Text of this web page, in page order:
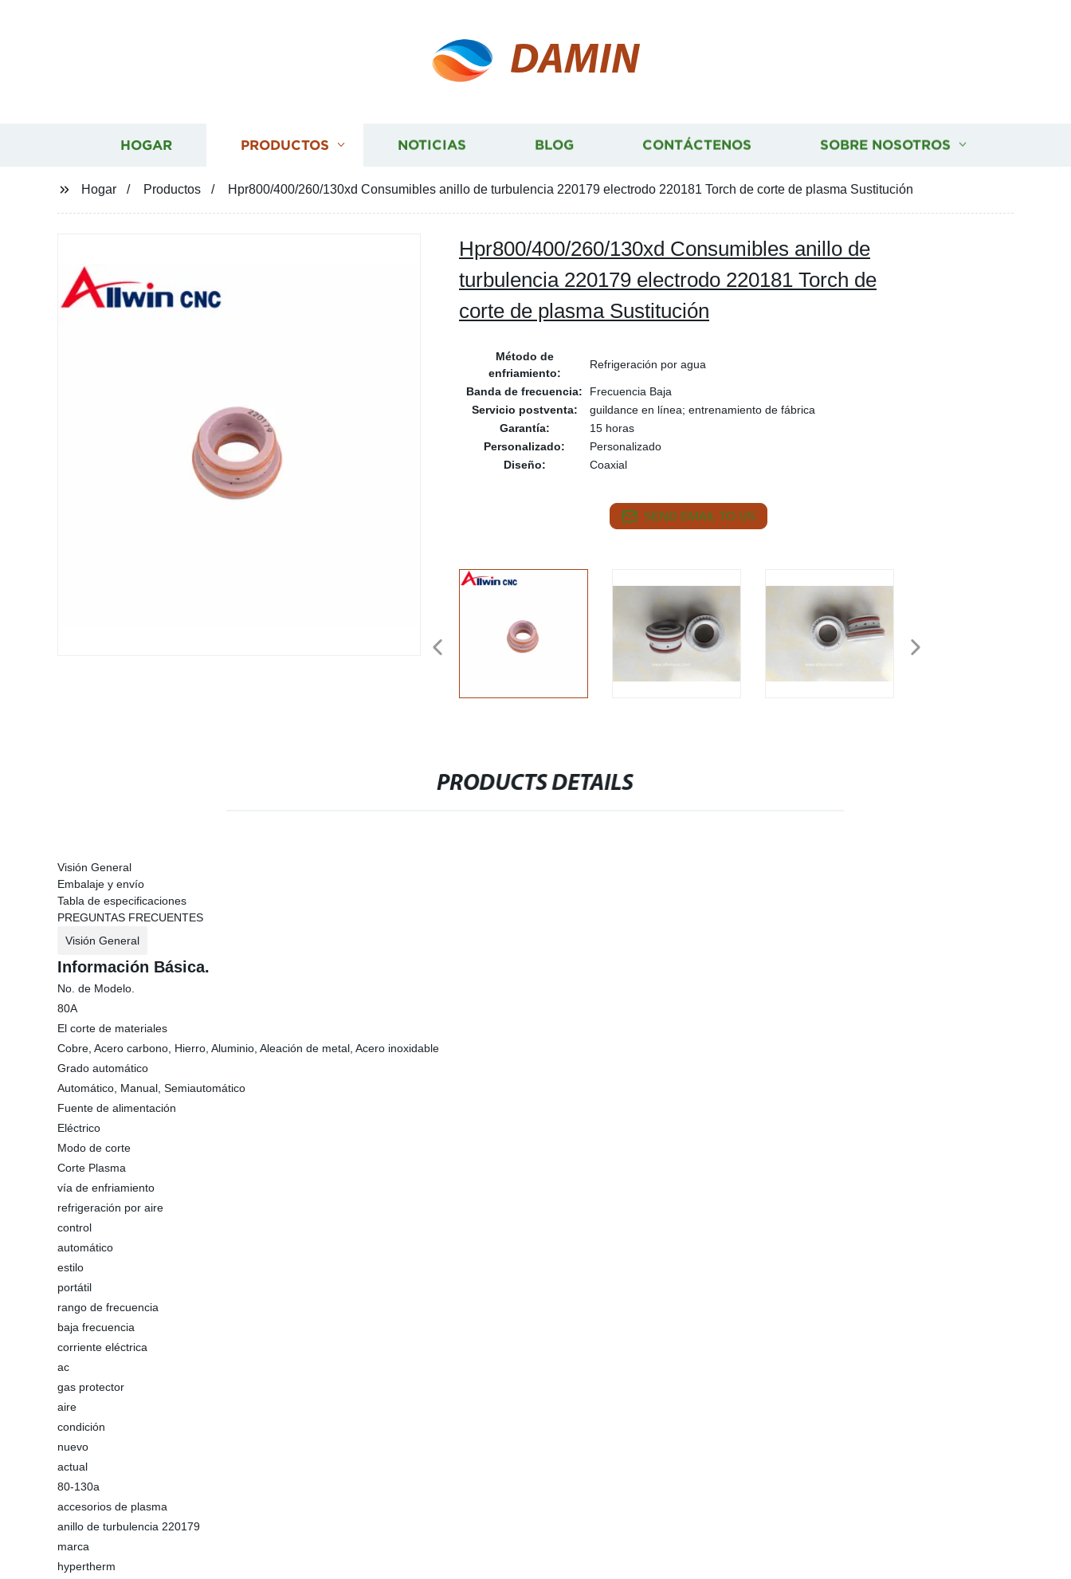
DAMIN
HOGAR PRODUCTOS NOTICIAS BLOG CONTÁCTENOS SOBRE NOSOTROS
Hogar Productos Hpr800/400/260/130xd Consumibles anillo de turbulencia 220179 electrodo 220181 Torch de corte de plasma Sustitución
Hpr800/400/260/130xd Consumibles anillo de
turbulencia 220179 electrodo 220181 Torch de
corte de plasma Sustitución
Método de
enfriamiento:
Refrigeración por agua
Banda de frecuencia:
Frecuencia Baja
Servicio postventa:
guildance en línea; entrenamiento de fábrica
Garantía:
15 horas
Personalizado:
Personalizado
Diseño:
Coaxial
SEND EMAIL TO US
PRODUCTS DETAILS
Visión General
Embalaje y envío
Tabla de especificaciones
PREGUNTAS FRECUENTES
Visión General
Información Básica.
No. de Modelo.
80A
El corte de materiales
Cobre, Acero carbono, Hierro, Aluminio, Aleación de metal, Acero inoxidable
Grado automático
Automático, Manual, Semiautomático
Fuente de alimentación
Eléctrico
Modo de corte
Corte Plasma
vía de enfriamiento
refrigeración por aire
control
automático
estilo
portátil
rango de frecuencia
baja frecuencia
corriente eléctrica
ac
gas protector
aire
condición
nuevo
actual
80-130a
accesorios de plasma
anillo de turbulencia 220179
marca
hypertherm